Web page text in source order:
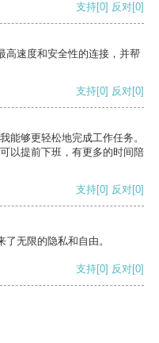
支持[0] 反对[0]
高速度和安全性的连接，并帮
支持[0] 反对[0]
能够更轻松地完成工作任务。
以提前下班，有更多的时间陪
支持[0] 反对[0]
无限的隐私和自由。
支持[0] 反对[0]